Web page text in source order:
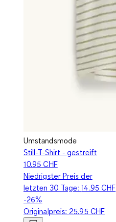
Umstandsmode
Still-T-Shirt - gestreift
10.95 CHF
Niedrigster Preis der
letzten 30 Tage:14.95 CHF
-26%
Originalpreis: 25.95 CHF